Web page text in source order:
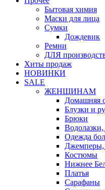
Бытовая химия
Маски для лица
Сумки
Дождевик
Ремни
ДЛЯ
Хиты продаж
НОВИНКИ
SALE
ЖЕНЩИНАМ
Домашняя
Блузки и
Брюки
Одежда
Джемперы,
Костюмы
Нижнее
Платья
Сарафаны